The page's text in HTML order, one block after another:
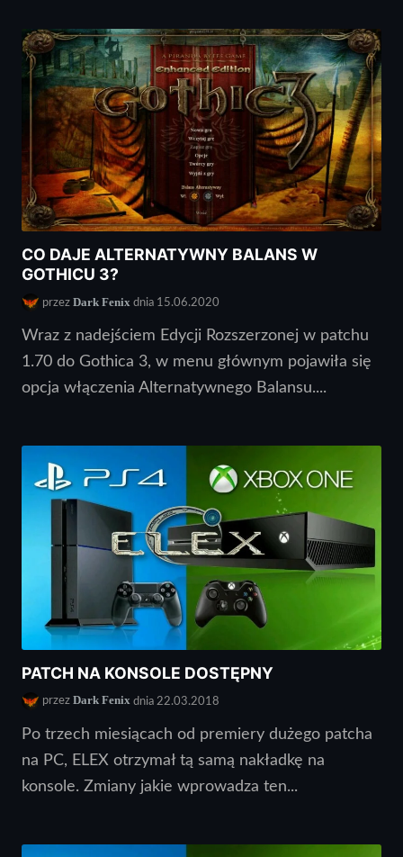
CO DAJE ALTERNATYWNY BALANS W
GOTHICU 3?
przez Dark Fenix dnia 15.06.2020
Wraz z nadejściem Edycji Rozszerzonej w patchu
1.70 do Gothica 3, w menu głównym pojawiła się
opcja włączenia Alternatywnego Balansu....
PATCH NA KONSOLE DOSTĘPNY
przez Dark Fenix dnia 22.03.2018
Po trzech miesiącach od premiery dużego patcha
na PC, ELEX otrzymał tą samą nakładkę na
konsole. Zmiany jakie wprowadza ten...